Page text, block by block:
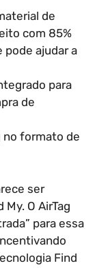
de
com 85%
pode ajudar a
para
de
no formato de
ser
O AirTag
para essa
Find